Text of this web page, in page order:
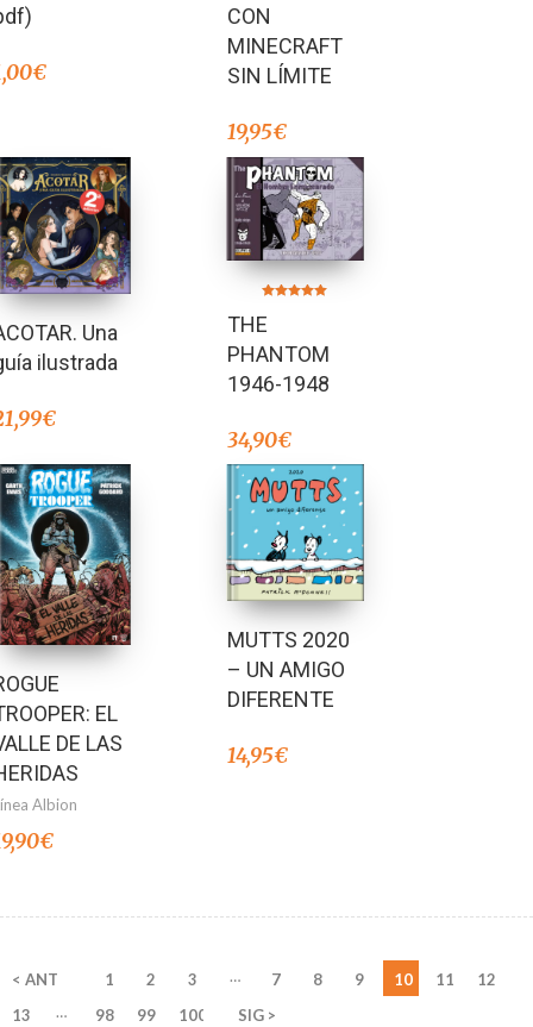
€
CON
MINECRAFT
SIN LÍMITE
19,95€
Una
ilustrada
€
5.00
de 5
THE
PHANTOM
1946-1948
34,90€
EL
DE LAS
Albion
€
MUTTS 2020
– UN AMIGO
DIFERENTE
14,95€
< ANT 1 2 3 … 7 8 9 10 11
12
13
… 98 99 100 SIG >